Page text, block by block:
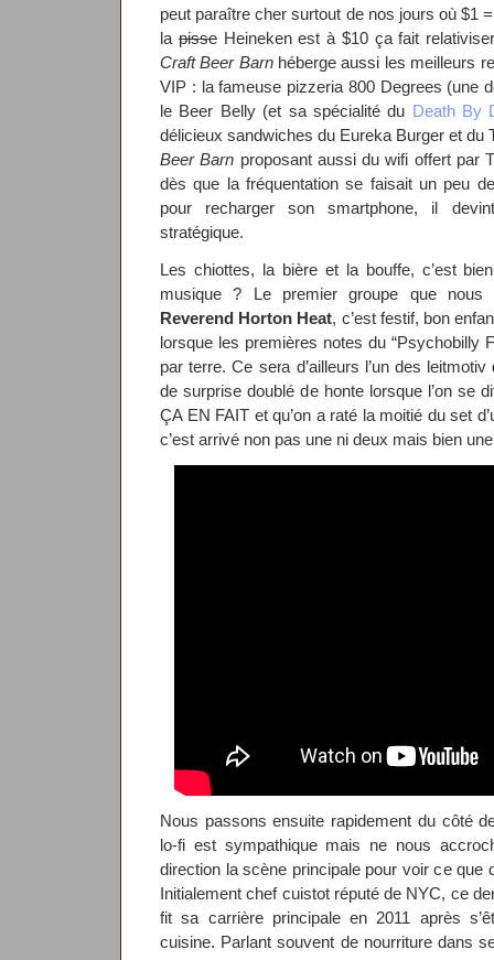
peut paraître cher surtout de nos jours où $1
lapisseHeineken est à $10 ça fait
Craft Beer Barnhéberge aussi les meilleurs
VIP : la fameuse pizzeria 800 Degrees (une
le Beer Belly (et sa spécialité du Death By
délicieux sandwiches du Eureka Burger et du
Beer Barn proposant aussi du wifi offert par
dès que la fréquentation se faisait un peu
pour recharger son smartphone, il
stratégique.
Les chiottes, la bière et la bouffe, c’est
musique ? Le premier groupe que nous
Reverend Horton Heat, c’est festif, bon
lorsque les premières notes du “Psychobilly
par terre. Ce sera d’ailleurs l’un des
de surprise doublé de honte lorsque l’on se
ÇA EN FAIT et qu’on a raté la moitié du set
c’est arrivé non pas une ni deux mais bien
Nous passons ensuite rapidement du côté
lo-fi est sympathique mais ne nous
direction la scène principale pour voir ce que
Initialement chef cuistot réputé de NYC, ce
fit sa carrière principale en 2011 après
cuisine. Parlant souvent de nourriture dans